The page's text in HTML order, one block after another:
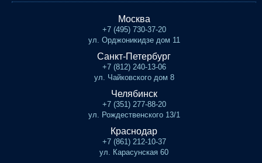
Москва
+7 (495) 730-37-20
ул. Орджоникидзе дом 11
Санкт-Петербург
+7 (812) 240-13-06
ул. Чайковского дом 8
Челябинск
+7 (351) 277-88-20
ул. Рождественского 13/1
Краснодар
+7 (861) 212-10-37
ул. Карасунская 60